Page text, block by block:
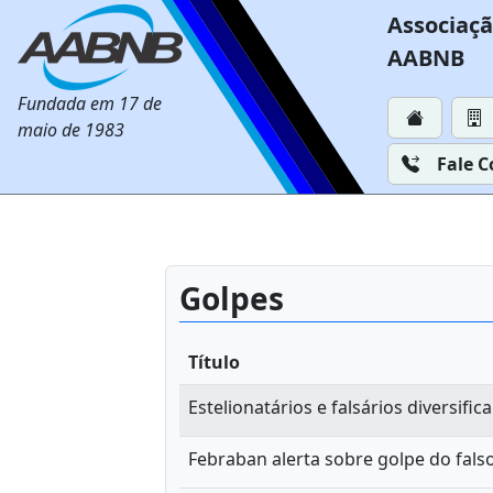
Fundada em 17 de
maio de 1983
AABNB
Fale
Golpes
Título
Estelionatários e falsários
Febraban alerta sobre golpe do